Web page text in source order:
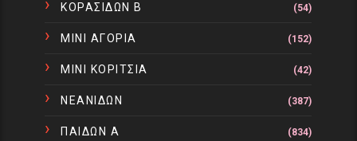
ΚΟΡΑΣΙΔΩΝ Β (54)
ΜΙΝΙ ΑΓΟΡΙΑ (152)
ΜΙΝΙ ΚΟΡΙΤΣΙΑ (42)
ΝΕΑΝΙΔΩΝ (387)
ΠΑΙΔΩΝ Α (834)